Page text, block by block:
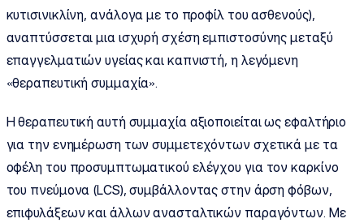
κυτισινικλίνη, ανάλογα με το προφίλ του ασθενούς),
αναπτύσσεται μια ισχυρή σχέση εμπιστοσύνης μεταξύ
επαγγελματιών υγείας και καπνιστή, η λεγόμενη
«θεραπευτική συμμαχία».
Η θεραπευτική αυτή συμμαχία αξιοποιείται ως εφαλτήριο
για την ενημέρωση των συμμετεχόντων σχετικά με τα
οφέλη του προσυμπτωματικού ελέγχου για τον καρκίνο
του πνεύμονα (LCS), συμβάλλοντας στην άρση φόβων,
επιφυλάξεων και άλλων ανασταλτικών παραγόντων. Με